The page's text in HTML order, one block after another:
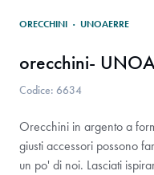
ORECCHINI · UNOAERRE
orecchini-
Codice: 6634
Orecchini in argento a
giusti accessori possono
un po' di noi. Lasciati